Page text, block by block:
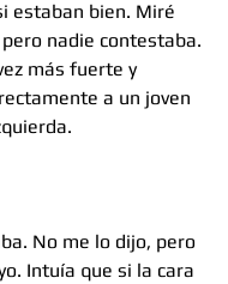
estaban bien. Miré
nadie contestaba.
más fuerte y
a un joven
No me lo dijo, pero
Intuía que si la cara